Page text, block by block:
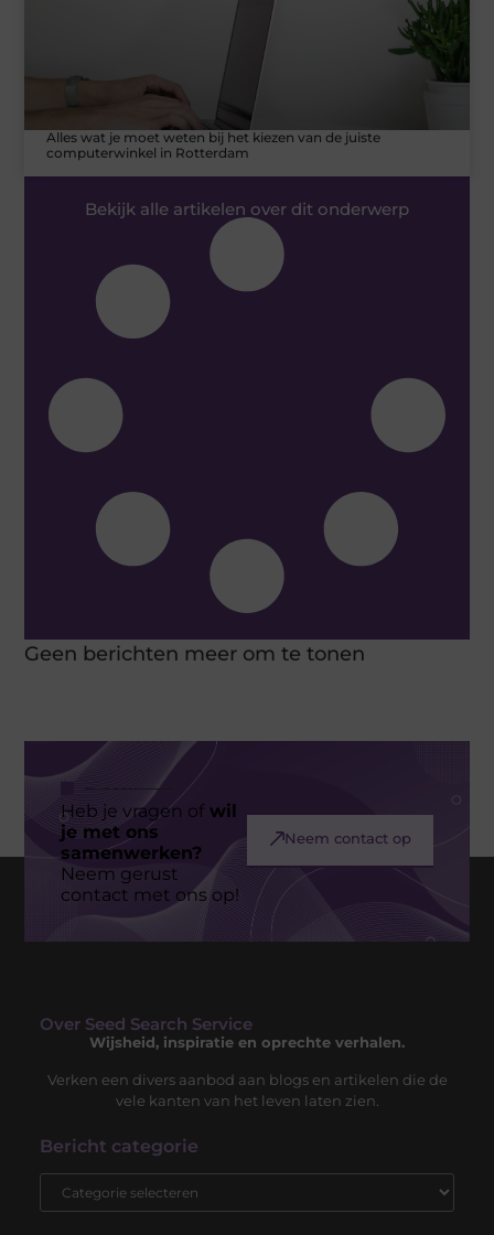
Alles wat je moet weten bij het kiezen van de juiste
computerwinkel in Rotterdam
Bekijk alle artikelen over dit onderwerp
Geen berichten meer om te tonen
Heb je vragen ofwil
je met ons
samenwerken?
Neem gerust
contact met ons op!
Neem contact op
Over Seed Search Service
Wijsheid, inspiratie en oprechte verhalen.
Verken een divers aanbod aan blogs en artikelen die de
vele kanten van het leven laten zien.
Bericht categorie